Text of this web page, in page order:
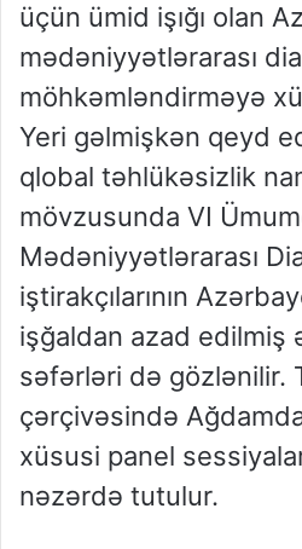
üçün ümid işığı olan
mədəniyyətlərarası
möhkəmləndirməyə
Yeri gəlmişkən qeyd
qlobal təhlükəsizlik
mövzusunda VI
Mədəniyyətlərarası
iştirakçılarının
işğaldan azad edilmiş
səfərləri də gözlənilir.
çərçivəsində
xüsusi panel
nəzərdə tutulur.